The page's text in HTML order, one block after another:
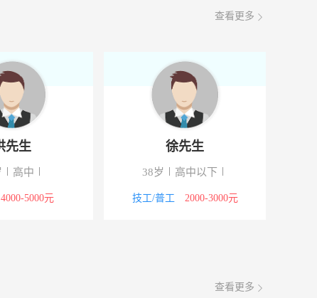
8000-12000元 08-06
08-06
08-06
5000-8000元 08-06
查看更多
先生
高中
4000-5000元
徐先生
38岁 高中以下
技工/普工 2000-3000元
查看更多